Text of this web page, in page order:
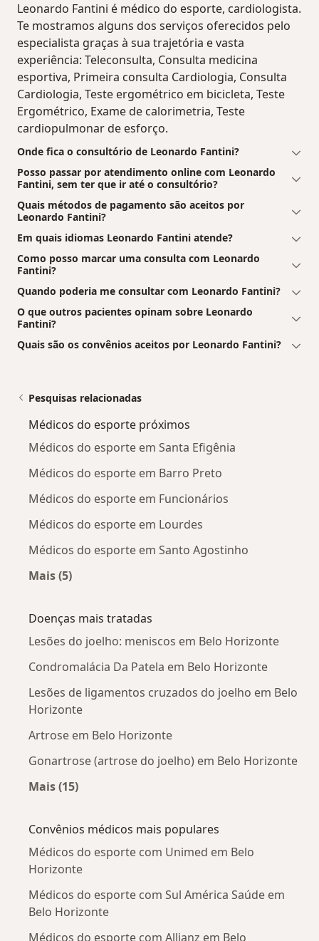
Leonardo Fantini é médico do esporte, cardiologista.
Te mostramos alguns dos serviços oferecidos pelo
especialista graças à sua trajetória e vasta
experiência: Teleconsulta, Consulta medicina
esportiva, Primeira consulta Cardiologia, Consulta
Cardiologia, Teste ergométrico em bicicleta, Teste
Ergométrico, Exame de calorimetria, Teste
cardiopulmonar de esforço.
Onde fica o consultório de Leonardo Fantini?
Posso passar por atendimento online com Leonardo
Fantini, sem ter que ir até o consultório?
Quais métodos de pagamento são aceitos por
Leonardo Fantini?
Em quais idiomas Leonardo Fantini atende?
Como posso marcar uma consulta com Leonardo
Fantini?
Quando poderia me consultar com Leonardo Fantini?
O que outros pacientes opinam sobre Leonardo
Fantini?
Quais são os convênios aceitos por Leonardo Fantini?
Pesquisas relacionadas
Médicos do esporte próximos
Médicos do esporte em Santa Efigênia
Médicos do esporte em Barro Preto
Médicos do esporte em Funcionários
Médicos do esporte em Lourdes
Médicos do esporte em Santo Agostinho
Mais (5)
Doenças mais tratadas
Lesões do joelho: meniscos em Belo Horizonte
Condromalácia Da Patela em Belo Horizonte
Lesões de ligamentos cruzados do joelho em Belo
Horizonte
Artrose em Belo Horizonte
Gonartrose (artrose do joelho) em Belo Horizonte
Mais (15)
Convênios médicos mais populares
Médicos do esporte com Unimed em Belo
Horizonte
Médicos do esporte com Sul América Saúde em
Belo Horizonte
Médicos do esporte com Allianz em Belo